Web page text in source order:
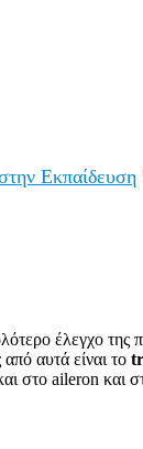
Εκπαίδευση
έλεγχο
αυτά είναι το
στο aileron και